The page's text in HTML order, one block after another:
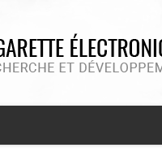
Cigarette